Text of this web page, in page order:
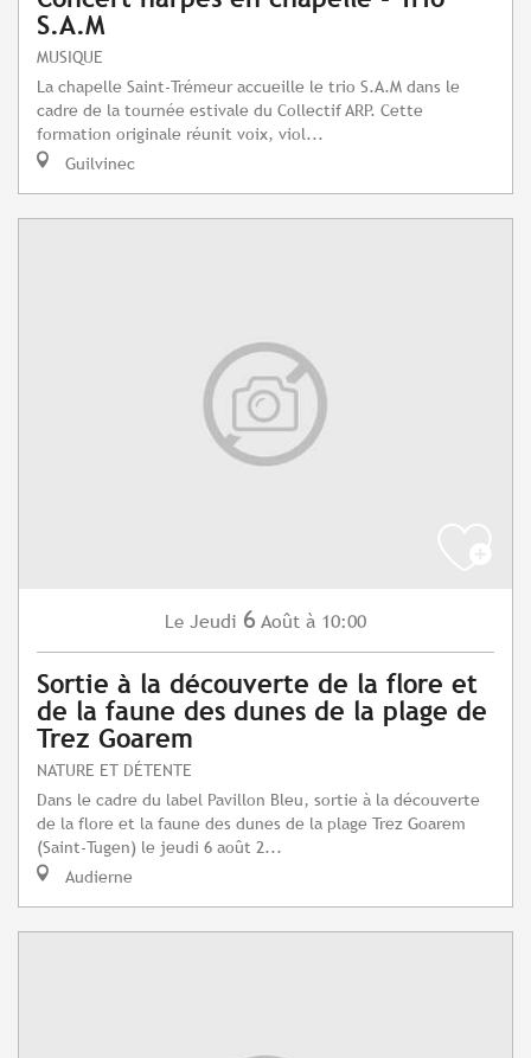
S.A.M
MUSIQUE
La chapelle Saint-Trémeur accueille le trio S.A.M dans le
cadre de la tournée estivale du Collectif ARP. Cette
formation originale réunit voix, viol...
Guilvinec
Le Jeudi 6 Août à 10:00
Sortie à la découverte de la flore et
de la faune des dunes de la plage de
Trez Goarem
NATURE ET DÉTENTE
Dans le cadre du label Pavillon Bleu, sortie à la découverte
de la flore et la faune des dunes de la plage Trez Goarem
(Saint-Tugen) le jeudi 6 août 2...
Audierne